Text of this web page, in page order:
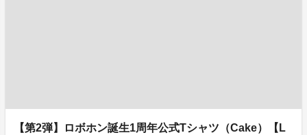
【第2弾】ロボホン誕生1周年公式Tシャツ（Cake）【L